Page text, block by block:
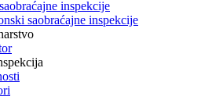
inspekcije
saobraćajne inspekcije